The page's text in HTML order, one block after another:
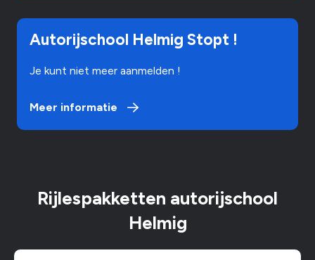
Meer informatie
Autorijschool Helmig Stopt !
Je kunt niet meer aanmelden !
Meer informatie
Rijlespakketten autorijschool
Helmig